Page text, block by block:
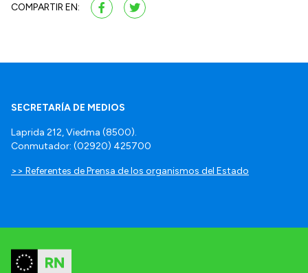
COMPARTIR EN:
SECRETARÍA DE MEDIOS
Laprida 212, Viedma (8500).
Conmutador: (02920) 425700
>> Referentes de Prensa de los organismos del Estado